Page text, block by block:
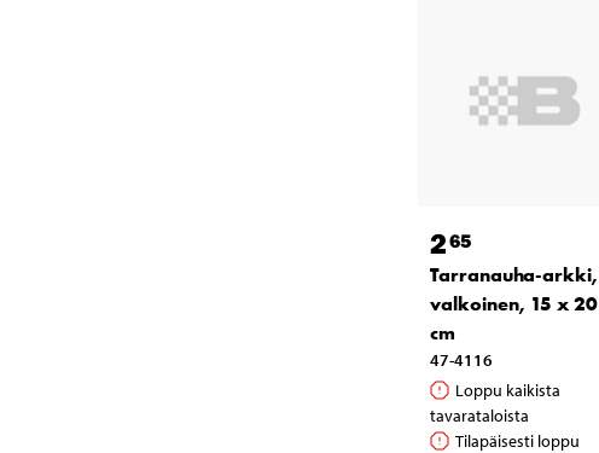
265
Tarranauha-arkki,
valkoinen, 15 x 20
cm
47-4116
Loppu kaikista
tavarataloista
Tilapäisesti loppu